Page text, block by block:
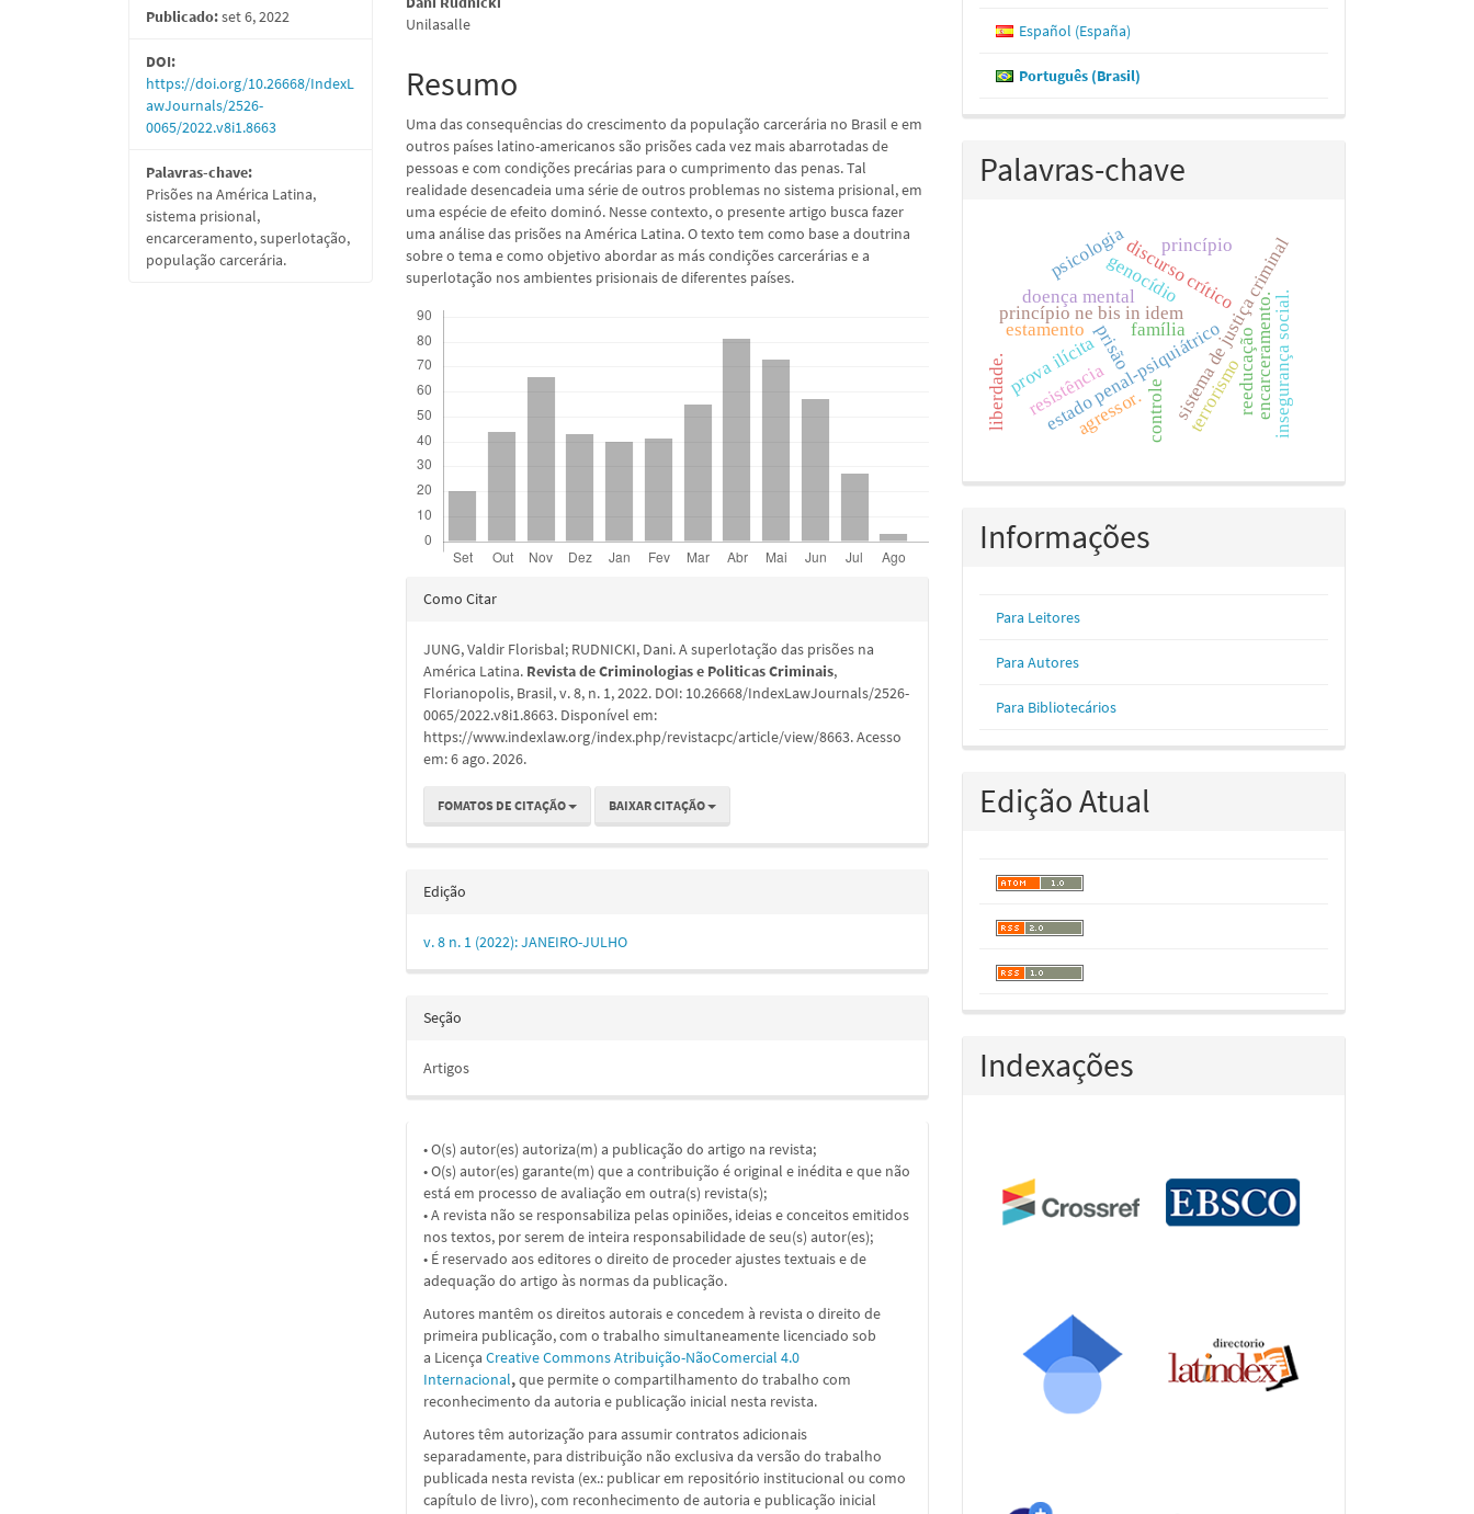
de
artigos
Publicado:set 6, 2022
DOI:
https://doi.org/10.26668/IndexL
awJournals/2526-
0065/2022.v8i1.8663
Palavras-chave:
Prisões na América Latina,
sistema prisional,
encarceramento, superlotação,
população carcerária.
artigo
principal
Unilasalle
Resumo
Uma das consequências do crescimento da população carcerária no Brasil e em
outros países latino-americanos são prisões cada vez mais abarrotadas de
pessoas e com condições precárias para o cumprimento das penas. Tal
realidade desencadeia uma série de outros problemas no sistema prisional, em
uma espécie de efeito dominó. Nesse contexto, o presente artigo busca fazer
uma análise das prisões na América Latina. O texto tem como base a doutrina
sobre o tema e como objetivo abordar as más condições carcerárias e a
superlotação nos ambientes prisionais de diferentes países.
Detalhes
artigo
Como Citar
JUNG, Valdir Florisbal; RUDNICKI, Dani. A superlotação das prisões na
América Latina. Revista de Criminologias e Politicas Criminais,
Florianopolis, Brasil, v. 8, n. 1, 2022. DOI: 10.26668/IndexLawJournals/2526-
0065/2022.v8i1.8663. Disponível em:
https://www.indexlaw.org/index.php/revistacpc/article/view/8663. Acesso
em: 6 ago. 2026.
FOMATOS DE CITAÇÃO BAIXAR CITAÇÃO
Edição
v. 8 n. 1 (2022): JANEIRO-JULHO
Seção
Artigos
• O(s) autor(es) autoriza(m) a publicação do artigo na revista;
• O(s) autor(es) garante(m) que a contribuição é original e inédita e que não
está em processo de avaliação em outra(s) revista(s);
• A revista não se responsabiliza pelas opiniões, ideias e conceitos emitidos
nos textos, por serem de inteira responsabilidade de seu(s) autor(es);
• É reservado aos editores o direito de proceder ajustes textuais e de
adequação do artigo às normas da publicação.
Autores mantêm os direitos autorais e concedem à revista o direito de
primeira publicação, com o trabalho simultaneamente licenciado sob
a LicençaCreative Commons Atribuição-NãoComercial 4.0
Internacional,que permite o compartilhamento do trabalho com
reconhecimento da autoria e publicação inicial nesta revista.
Autores têm autorização para assumir contratos adicionais
separadamente, para distribuição não exclusiva da versão do trabalho
publicada nesta revista (ex.: publicar em repositório institucional ou como
capítulo de livro), com reconhecimento de autoria e publicação inicial
Español (España)
Português (Brasil)
Palavras-chave
princípio ne bis in idemsistema de justiça criminal
doença mental
estado penal-psiquiátrico
discurso crítico
encarceramento.
prisão
controle insegurança social.
família
psicologiagenocídio
prova ilícita reeducação
estamento
princípio
terrorismo
resistênciaagressor.
liberdade.
Informações
Para Leitores
Para Autores
Para Bibliotecários
Edição Atual
Indexações